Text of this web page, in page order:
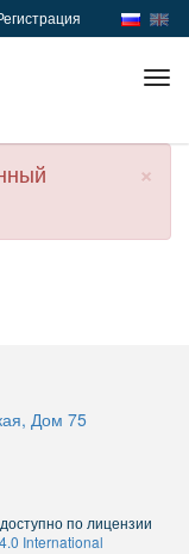
×
Дом 75
по лицензии
International